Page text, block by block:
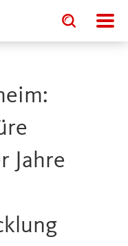
Toggle
search
input
Toggle
search
input
Jahre